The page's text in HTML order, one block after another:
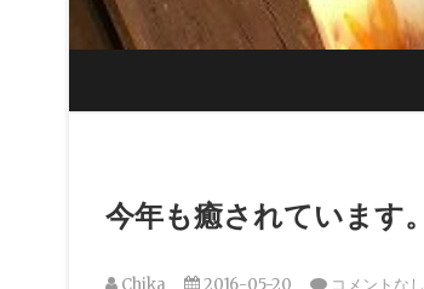
今年も癒されています。
Chika 2016-05-20 コメントなし